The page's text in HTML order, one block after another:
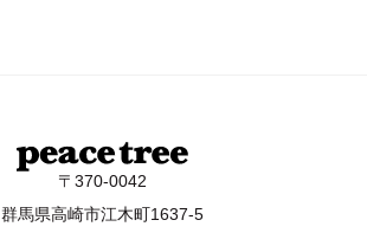
〒370-0042
群馬県高崎市江木町1637-5